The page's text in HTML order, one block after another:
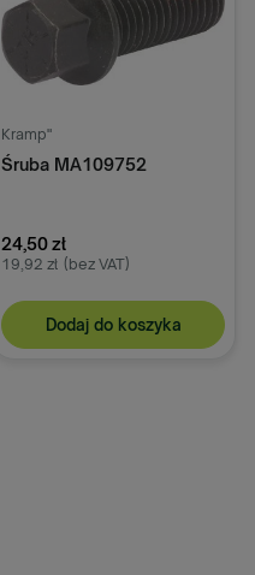
Kramp"
Śruba MA109752
24,50 zł
19,92 zł (bez VAT)
Dodaj do koszyka